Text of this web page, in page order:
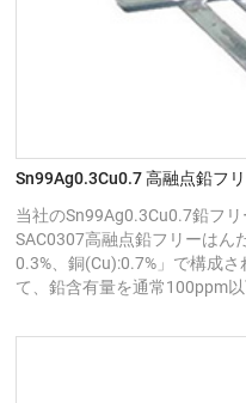
Sn99Ag0.3Cu0.7 高融点鉛フ
当社のSn99Ag0.3Cu0.7鉛フ
SAC0307高融点鉛フリーはん
0.3%、銅(Cu):0.7%」で構成
て、鉛含有量を通常100ppm